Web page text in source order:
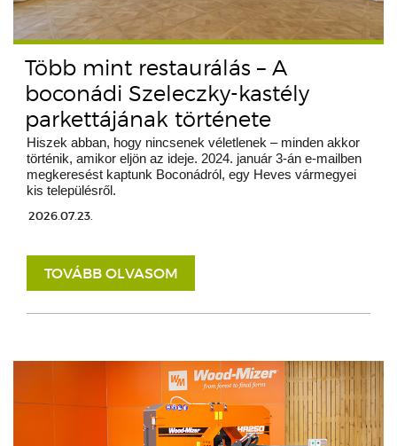
Több mint restaurálás – A
boconádi Szeleczky-kastély
parkettájának története
Hiszek abban, hogy nincsenek véletlenek – minden akkor
történik, amikor eljön az ideje. 2024. január 3-án e-mailben
megkeresést kaptunk Boconádról, egy Heves vármegyei
kis településről.
2026.07.23.
TOVÁBB OLVASOM